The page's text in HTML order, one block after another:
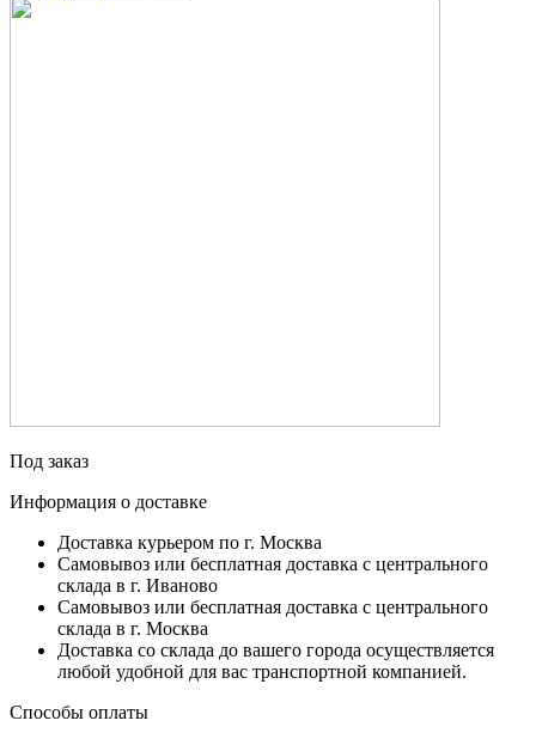
Под заказ
Информация о доставке
Доставка курьером по г. Москва
Самовывоз или бесплатная доставка с центрального
склада в г. Иваново
Самовывоз или бесплатная доставка с центрального
склада в г. Москва
Доставка со склада до вашего города осуществляется
любой удобной для вас транспортной компанией.
Способы оплаты